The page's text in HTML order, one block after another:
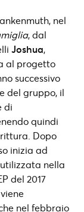
nel
, dal
Joshua,
al progetto
successivo
del gruppo, il
di
quindi
Dopo
inizia ad
nella
del 2017
nel febbraio